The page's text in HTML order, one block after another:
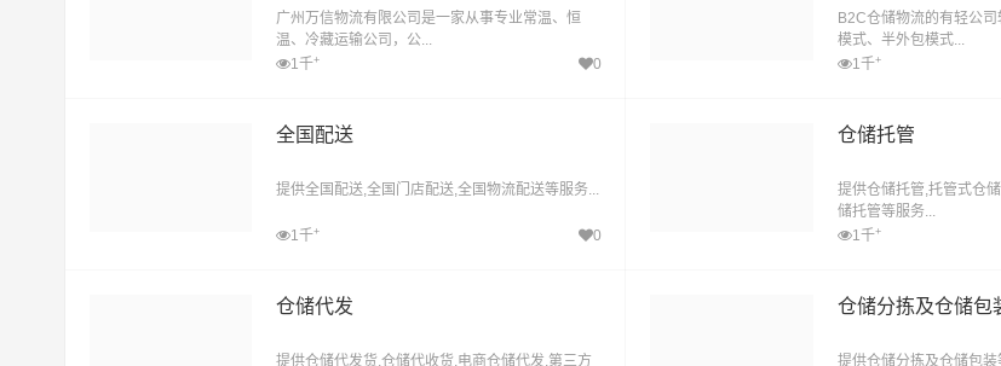
广州万信物流有限公司是一家从事专业常温、恒
温、冷藏运输公司，公...
1千+ 0
B2C仓储物流的有轻公
模式、半外包模式...
1千+
全国配送
提供全国配送,全国门店配送,全国物流配送等服务...
1千+ 0
仓储托管
提供仓储托管,托管式仓
储托管等服务...
1千+
仓储代发
提供仓储代发货,仓储代收货,电商仓储代发,第三方
仓储分拣及仓储包
提供仓储分拣及仓储包装